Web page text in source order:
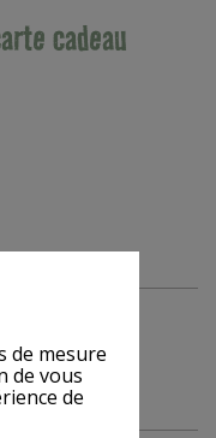
cadeau
de mesure
de vous
de